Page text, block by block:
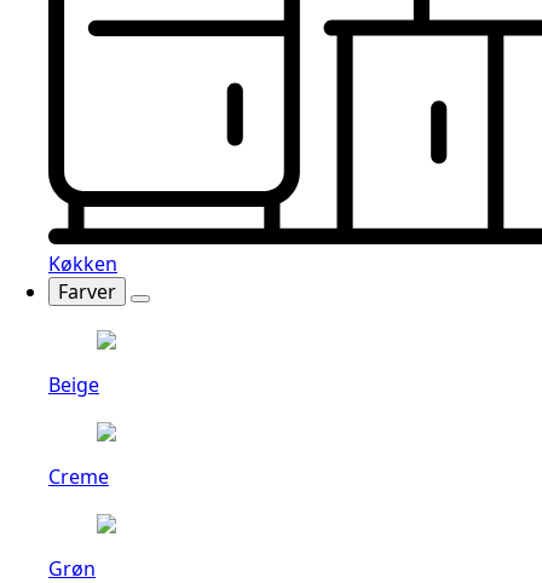
Køkken
Farver
Beige
Creme
Grøn